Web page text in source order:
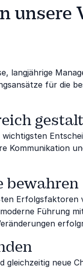
unsere
langjährige
für die
Kommunikation
bewahren
Erfolgsfaktoren
Führung
gleichzeitig neue